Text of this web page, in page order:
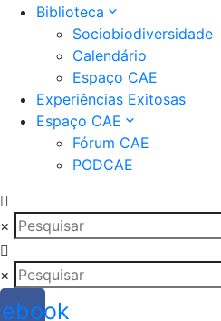
Biblioteca
Sociobiodiversidade
Calendário
Espaço CAE
Experiências Exitosas
Espaço CAE
Fórum CAE
PODCAE
×
×